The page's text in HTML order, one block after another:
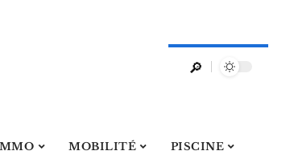
MOBILITÉ PISCINE